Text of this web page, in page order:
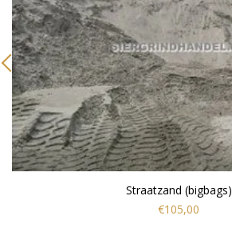
Straatzand (bigbags)
€105,00